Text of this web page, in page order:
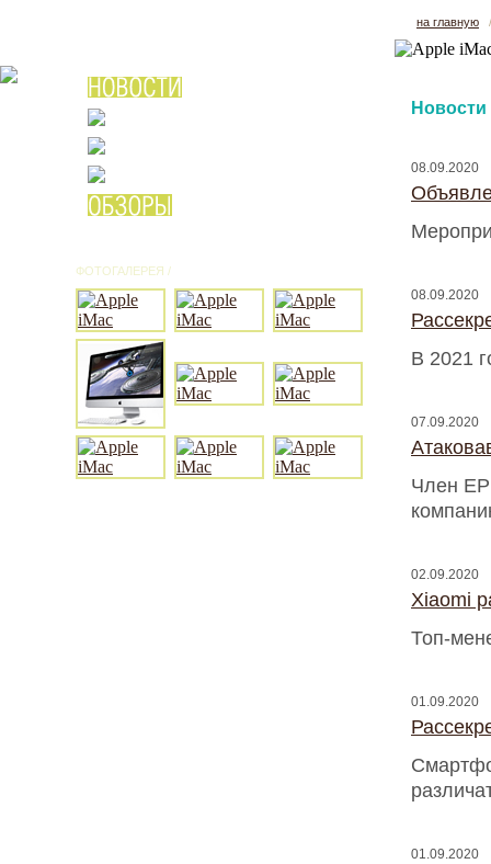
ФОТОГАЛЕРЕЯ /
на главную
Новости
08.09.2020
08.09.2020
В 2021
07.09.2020
Член ЕР
02.09.2020
Xiaomi
Топ-
01.09.2020
01.09.2020